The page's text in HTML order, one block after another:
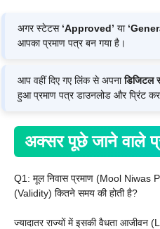
अगर स्टेटस ‘Approved’ या
आपका प्रमाण पत्र बन गया है।
आप वहीं दिए गए लिंक से अपनाडिजिटल
हुआ प्रमाण पत्र डाउनलोड और प्रिंट
अक्सर पूछे जाने वाले
Q1: मूल निवास प्रमाण (Mool Niwas
(Validity) कितने समय की होती है?
ज्यादातर राज्यों में इसकी वैधता आजीवन